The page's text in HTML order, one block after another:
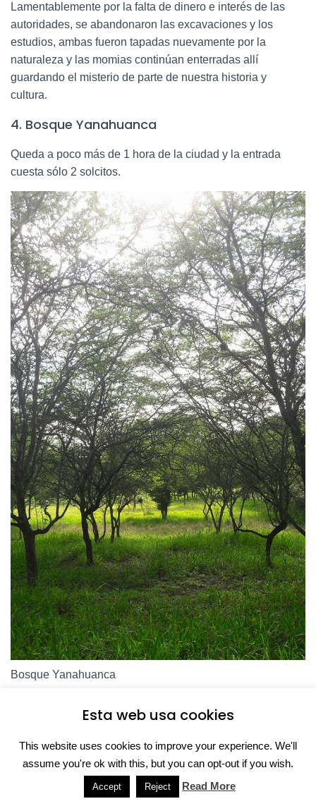
Lamentablemente por la falta de dinero e interés de las
autoridades, se abandonaron las excavaciones y los
estudios, ambas fueron tapadas nuevamente por la
naturaleza y las momias continúan enterradas allí
guardando el misterio de parte de nuestra historia y
cultura.
4. Bosque Yanahuanca
Queda a poco más de 1 hora de la ciudad y la entrada
cuesta sólo 2 solcitos.
Bosque Yanahuanca
sólo 16 hectáreas están sembradas mientras que las
Esta web usa cookies
This website uses cookies to improve your experience. We'll
assume you're ok with this, but you can opt-out if you wish.
Accept Reject Read More